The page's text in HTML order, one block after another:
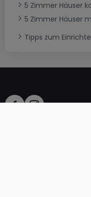
5 Zimmer Häuser
5 Zimmer Häuser
Tipps zum